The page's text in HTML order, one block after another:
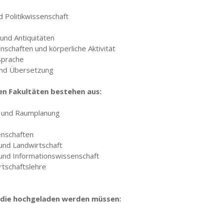
Politikwissenschaft
Antiquitäten
und körperliche Aktivität
Übersetzung
Fakultäten bestehen aus:
Raumplanung
Landwirtschaft
Informationswissenschaft
hochgeladen werden müssen: